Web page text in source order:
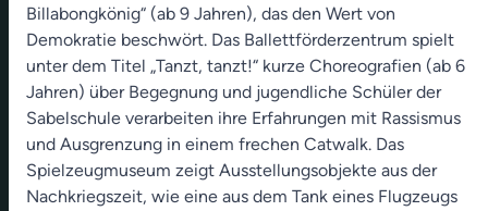
Billabongkönig“ (ab 9 Jahren), das den Wert von
Demokratie beschwört. Das Ballettförderzentrum spielt
unter dem Titel „Tanzt, tanzt!“ kurze Choreografien (ab 6
Jahren) über Begegnung und jugendliche Schüler der
Sabelschule verarbeiten ihre Erfahrungen mit Rassismus
und Ausgrenzung in einem frechen Catwalk. Das
Spielzeugmuseum zeigt Ausstellungsobjekte aus der
Nachkriegszeit, wie eine aus dem Tank eines Flugzeugs